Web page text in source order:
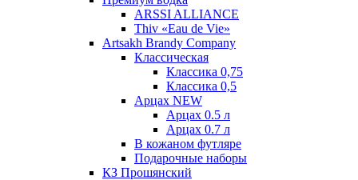
ARSSI ALLIANCE
Thiv «Eau de Vie»
Artsakh Brandy Company
Классическая
Классика 0,75
Классика 0,5
Арцах NEW
Арцах 0.5 л
Арцах 0.7 л
В кожаном футляре
Подарочные наборы
КЗ Прошянский